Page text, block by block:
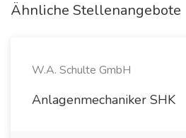
Ähnliche Stellenangebote
W.A. Schulte GmbH
Anlagenmechaniker SHK